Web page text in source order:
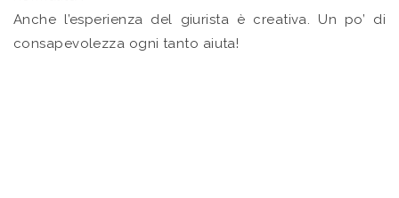
Anche l’esperienza del giurista è creativa. Un po’ di
consapevolezza ogni tanto aiuta!